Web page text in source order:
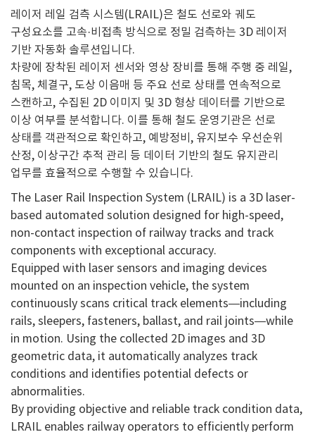
레이저 레일 검측 시스템(LRAIL)은 철도 선로와 궤도
구성요소를 고속·비접촉 방식으로 정밀 검측하는 3D 레이저
기반 자동화 솔루션입니다.
차량에 장착된 레이저 센서와 영상 장비를 통해 주행 중 레일,
침목, 체결구, 도상 이음매 등 주요 선로 상태를 연속적으로
스캔하고, 수집된 2D 이미지 및 3D 형상 데이터를 기반으로
이상 여부를 분석합니다. 이를 통해 철도 운영기관은 선로
상태를 객관적으로 확인하고, 예방정비, 유지보수 우선순위
산정, 이상구간 추적 관리 등 데이터 기반의 철도 유지관리
업무를 효율적으로 수행할 수 있습니다.
The Laser Rail Inspection System (LRAIL) is a 3D laser-
based automated solution designed for high-speed,
non-contact inspection of railway tracks and track
components with exceptional accuracy.
Equipped with laser sensors and imaging devices
mounted on an inspection vehicle, the system
continuously scans critical track elements—including
rails, sleepers, fasteners, ballast, and rail joints—while
in motion. Using the collected 2D images and 3D
geometric data, it automatically analyzes track
conditions and identifies potential defects or
abnormalities.
By providing objective and reliable track condition data,
LRAIL enables railway operators to efficiently perform